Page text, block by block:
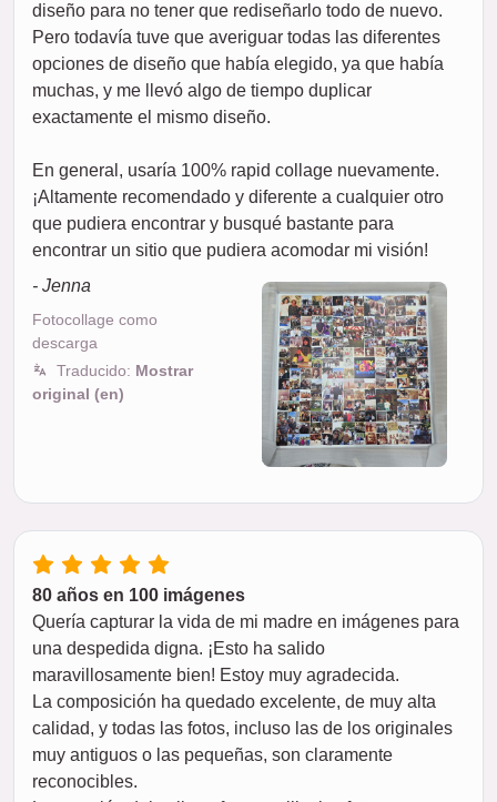
diseño para no tener que rediseñarlo todo de nuevo.
Pero todavía tuve que averiguar todas las diferentes
opciones de diseño que había elegido, ya que había
muchas, y me llevó algo de tiempo duplicar
exactamente el mismo diseño.
En general, usaría 100% rapid collage nuevamente.
¡Altamente recomendado y diferente a cualquier otro
que pudiera encontrar y busqué bastante para
encontrar un sitio que pudiera acomodar mi visión!
- Jenna
Fotocollage como
descarga
Traducido: Mostrar
original (en)
80 años en 100 imágenes
Quería capturar la vida de mi madre en imágenes para
una despedida digna. ¡Esto ha salido
maravillosamente bien! Estoy muy agradecida.
La composición ha quedado excelente, de muy alta
calidad, y todas las fotos, incluso las de los originales
muy antiguos o las pequeñas, son claramente
reconocibles.